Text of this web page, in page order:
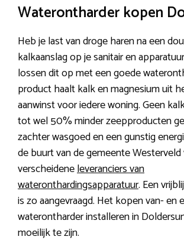
Waterontharder kopen
Heb je last van droge haren na een
kalkaanslag op je sanitair en
lossen dit op met een goede
product haalt kalk en magnesium uit
aanwinst voor iedere woning. Geen
tot wel 50% minder zeepproducten
zachter wasgoed en een gunstig
de buurt van de gemeente Westerveld
verscheideneleveranciers van
wateronthardingsapparatuur. Een
is zo aangevraagd. Het kopen van- en
waterontharder installeren in
moeilijk te zijn.